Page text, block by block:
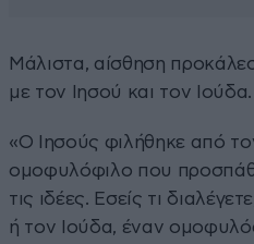
Μάλιστα, αίσθηση
με τον Ιησού και τον Ιούδα.
«Ο Ιησούς φιλήθηκε από
ομοφυλόφιλο που
τις ιδέες. Εσείς τι
ή τον Ιούδα, έναν